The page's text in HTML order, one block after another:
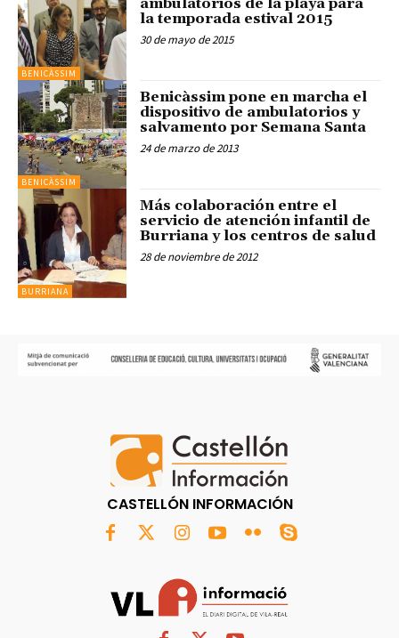
BENICÀSSIM
la temporada estival 2015
30 de mayo de 2015
BENICÀSSIM
Benicàssim pone en marcha el
dispositivo de ambulatorios y
salvamento por Semana Santa
24 de marzo de 2013
BURRIANA
Más colaboración entre el
servicio de atención infantil de
Burriana y los centros de salud
28 de noviembre de 2012
CASTELLÓN INFORMACIÓN